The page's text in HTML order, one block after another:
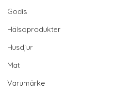
Godis
Hälsoprodukter
Husdjur
Mat
Varumärke